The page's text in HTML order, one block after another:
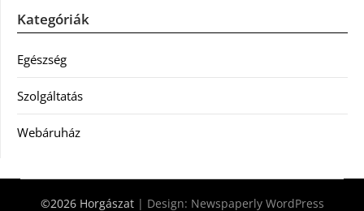
Kategóriák
Egészség
Szolgáltatás
Webáruház
©2026 Horgászat | Design: Newspaperly WordPress